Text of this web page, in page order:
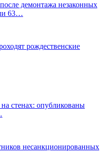
демонтажа незаконных
63…
рождественские
стенах: опубликованы
несанкционированных